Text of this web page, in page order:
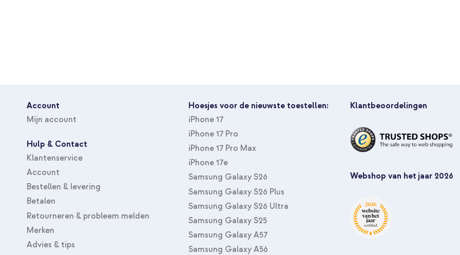
imoshion 360° draaibare
Hoofdsteun Tablethouder
Account
Mijn account
Hulp & Contact
Klantenservice
Account
Bestellen & levering
Betalen
Retourneren & probleem melden
Merken
Advies & tips
Hoesjes voor de nieuwste toestellen:
iPhone 17
iPhone 17 Pro
iPhone 17 Pro Max
iPhone 17e
Samsung Galaxy S26
Samsung Galaxy S26 Plus
Samsung Galaxy S26 Ultra
Samsung Galaxy S25
Samsung Galaxy A57
Samsung Galaxy A56
Klantbeoordelingen
Webshop van het jaar 2026